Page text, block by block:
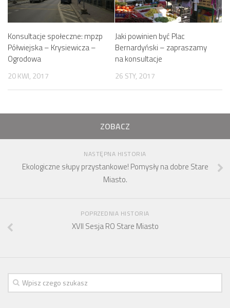
Konsultacje społeczne: mpzp
Półwiejska – Krysiewicza –
Ogrodowa
20 KWI, 2017
Jaki powinien być Plac
Bernardyński – zapraszamy
na konsultacje
26 STY, 2017
ZOBACZ
NASTĘPNA HISTORIA
Ekologiczne słupy przystankowe! Pomysły na dobre Stare
Miasto.
POPRZEDNIA HISTORIA
XVII Sesja RO Stare Miasto